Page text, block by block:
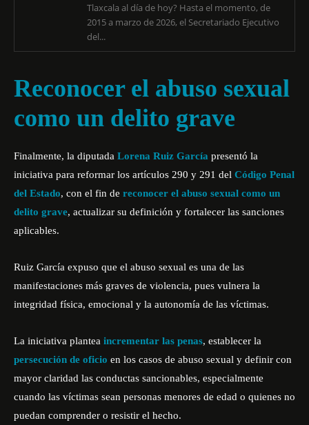
Tlaxcala al día de hoy? Hasta el momento, de
2015 a marzo de 2026, el Secretariado Ejecutivo
del...
Reconocer el abuso sexual
como un delito grave
Finalmente, la diputada Lorena Ruiz García presentó la
iniciativa para reformar los artículos 290 y 291 del Código Penal
del Estado, con el fin de reconocer el abuso sexual como un
delito grave, actualizar su definición y fortalecer las sanciones
aplicables.
Ruiz García expuso que el abuso sexual es una de las
manifestaciones más graves de violencia, pues vulnera la
integridad física, emocional y la autonomía de las víctimas.
La iniciativa plantea incrementar las penas, establecer la
persecución de oficio en los casos de abuso sexual y definir con
mayor claridad las conductas sancionables, especialmente
cuando las víctimas sean personas menores de edad o quienes no
puedan comprender o resistir el hecho.